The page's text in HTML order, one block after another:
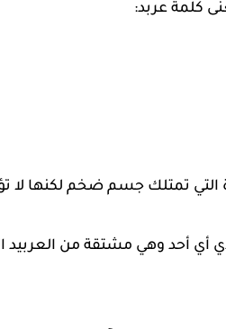
كلمة عربد:
التي تمتلك جسم ضخم لكنها لا
أي أحد وهي مشتقة من العربيد